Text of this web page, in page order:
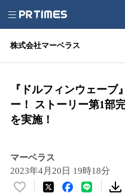
株式会社マーベラス
『ドルフィンウェーブ
ー！ ストーリー第1部
を実施！
マーベラス
2023年4月20日 19時18分